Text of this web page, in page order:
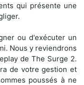
qui présente une
ou d'exécuter un
Nous y reviendrons
de The Surge 2.
de votre gestion et
poussés à ne